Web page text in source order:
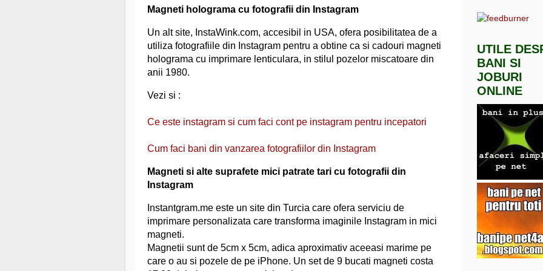
Magneti holograma cu fotografii din Instagram
Un alt site, InstaWink.com, accesibil in USA, ofera posibilitatea de a
utiliza fotografiile din Instagram pentru a obtine ca si cadouri magneti
holograma cu imprimare lenticulara, in stilul pozelor miscatoare din
anii 1980.
Vezi si :
Ce este instagram si cum faci cont pe instagram pentru incepatori
Cum faci bani din vanzarea fotografiilor din Instagram
Magneti si alte suprafete mici patrate tari cu fotografii din
Instagram
Instantgram.me este un site din Turcia care ofera serviciu de
imprimare personalizata care transforma imaginile Instagram in mici
magneti.
Magnetii sunt de 5cm x 5cm, adica aproximativ aceeasi marime pe
care o au si pozele de pe iPhone. Un set de 9 bucati magneti costa
UTILE
BANI SI
JOBURI
ONLINE